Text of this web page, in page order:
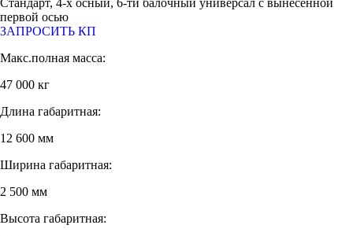
Стандарт, 4-х осный, 6-ти балочный универсал с вынесенной
первой осью
ЗАПРОСИТЬ КП
Макс.полная масса:
47 000 кг
Длина габаритная:
12 600 мм
Ширина габаритная:
2 500 мм
Высота габаритная: